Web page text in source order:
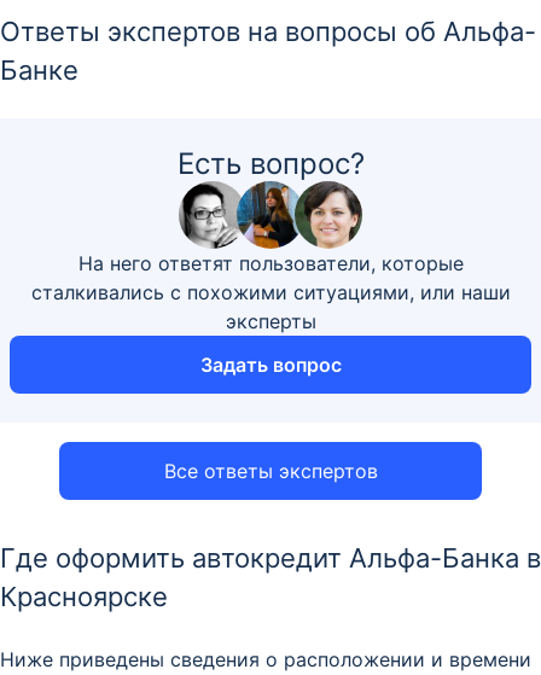
Ответы экспертов на вопросы об Альфа-
Банке
Все ответы экспертов
Есть вопрос?
На него ответят пользователи, которые
сталкивались с похожими ситуациями, или наши
эксперты
Задать вопрос
Где оформить автокредит Альфа-Банка в
Красноярске
Ниже приведены сведения о расположении и времени